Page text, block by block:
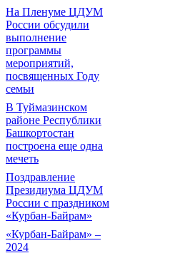
На Пленуме ЦДУМ
России обсудили
выполнение
программы
мероприятий,
посвященных Году
семьи
В Туймазинском
районе Республики
Башкортостан
построена еще одна
мечеть
Поздравление
Президиума ЦДУМ
России с праздником
«Курбан-Байрам»
«Курбан-Байрам» –
2024